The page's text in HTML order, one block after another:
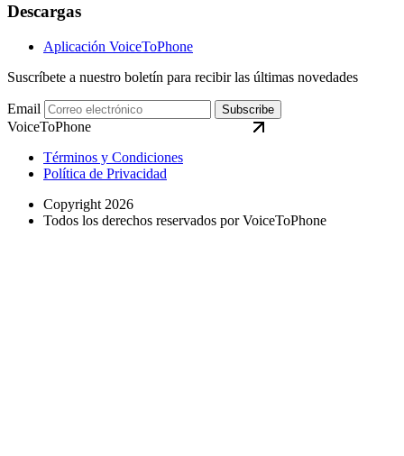
Descargas
Aplicación VoiceToPhone
Suscríbete a nuestro boletín para recibir las últimas novedades
Email Subscribe
VoiceToPhone
Términos y Condiciones
Política de Privacidad
Copyright 2026
Todos los derechos reservados por VoiceToPhone